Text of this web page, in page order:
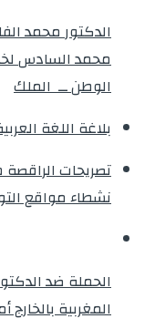
الدكتور محمد
محمد السادس
الوطن ــ الملك
بلاغة اللغة
تصريحات
نشطاء مواقع
الحملة ضد
المغربية بالخارج